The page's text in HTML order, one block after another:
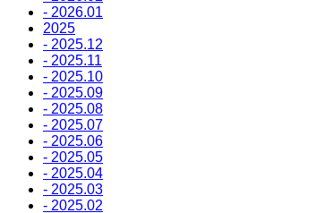
- 2026.01
2025
- 2025.12
- 2025.11
- 2025.10
- 2025.09
- 2025.08
- 2025.07
- 2025.06
- 2025.05
- 2025.04
- 2025.03
- 2025.02